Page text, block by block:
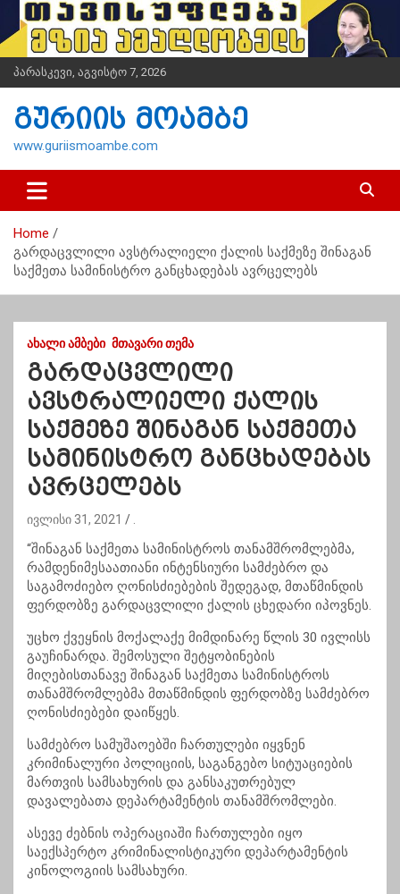
i
t
n
პარასკევი, აგვისტო 7, 2026
გურიის მოამბე
www.guriismoambe.com
Home
გარდაცვლილი ავსტრალიელი ქალის საქმეზე შინაგან
საქმეთა სამინისტრო განცხადებას ავრცელებს
ᲐᲮᲐᲚᲘ ᲐᲛᲑᲔᲑᲘ ᲛᲗᲐᲕᲐᲠᲘ ᲗᲔᲛᲐ
გარდაცვლილი
ავსტრალიელი ქალის
საქმეზე შინაგან საქმეთა
სამინისტრო განცხადებას
ავრცელებს
ივლისი 31, 2021
“შინაგან საქმეთა სამინისტროს თანამშრომლებმა,
რამდენიმესაათიანი ინტენსიური სამძებრო და
საგამოძიებო ღონისძიებების შედეგად, მთაწმინდის
ფერდობზე გარდაცვლილი ქალის ცხედარი იპოვნეს.
უცხო ქვეყნის მოქალაქე მიმდინარე წლის 30 ივლისს
გაუჩინარდა. ​შემოსული შეტყობინების
მიღებისთანავე შინაგან საქმეთა სამინისტროს
თანამშრომლებმა მთაწმინდის ფერდობზე სამძებრო
ღონისძიებები დაიწყეს.
სამძებრო სამუშაოებში ჩართულები იყვნენ
კრიმინალური პოლიციის, საგანგებო სიტუაციების
მართვის სამსახურის და განსაკუთრებულ
დავალებათა დეპარტამენტის თანამშრომლები.
ასევე ძებნის ოპერაციაში ჩართულები იყო
საექსპერტო კრიმინალისტიკური დეპარტამენტის
კინოლოგიის სამსახური.